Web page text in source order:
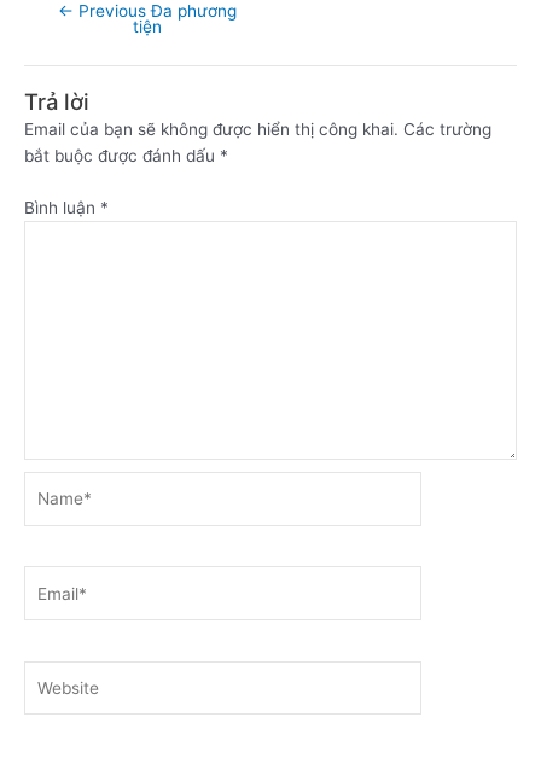
← Previous Đa phương
tiện
Trả lời
Email của bạn sẽ không được hiển thị công khai. Các trường
bắt buộc được đánh dấu *
Bình luận *